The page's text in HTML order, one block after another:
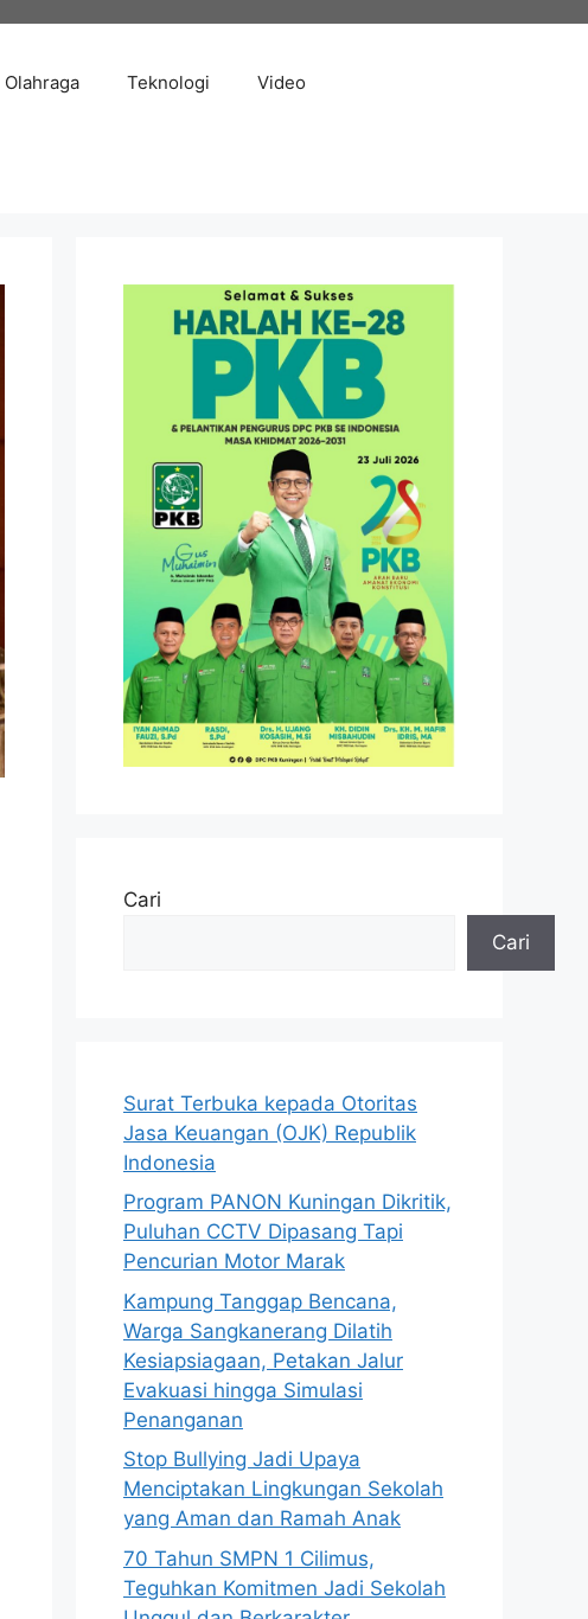
Olahraga Teknologi Video
Cari
Cari
Surat Terbuka kepada Otoritas
Jasa Keuangan (OJK) Republik
Indonesia
Program PANON Kuningan Dikritik,
Puluhan CCTV Dipasang Tapi
Pencurian Motor Marak
Kampung Tanggap Bencana,
Warga Sangkanerang Dilatih
Kesiapsiagaan, Petakan Jalur
Evakuasi hingga Simulasi
Penanganan
Stop Bullying Jadi Upaya
Menciptakan Lingkungan Sekolah
yang Aman dan Ramah Anak
70 Tahun SMPN 1 Cilimus,
Teguhkan Komitmen Jadi Sekolah